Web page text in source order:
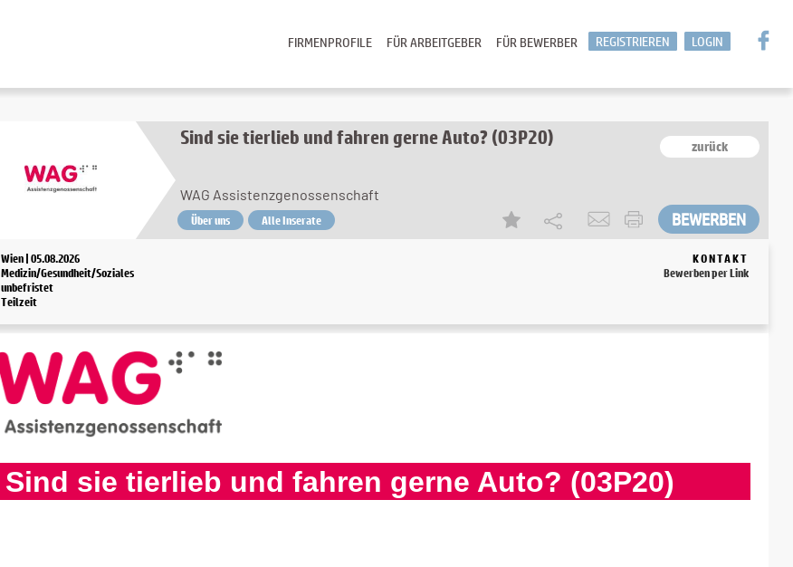
LOGIN
REGISTRIEREN
FÜR BEWERBER
FÜR ARBEITGEBER
FIRMENPROFILE
Sind sie tierlieb und fahren gerne Auto? (03P20) zurück
WAG Assistenzgenossenschaft
Über uns Alle Inserate
Wien | 05.08.2026
Medizin/Gesundheit/Soziales
unbefristet
Teilzeit
KONTAKT
Bewerben per Link
Sind sie tierlieb und fahren gerne Auto? (03P20)